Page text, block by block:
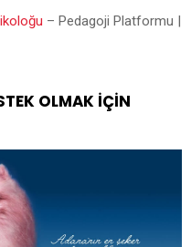
– Pedagoji Platformu |
OLMAK İÇIN